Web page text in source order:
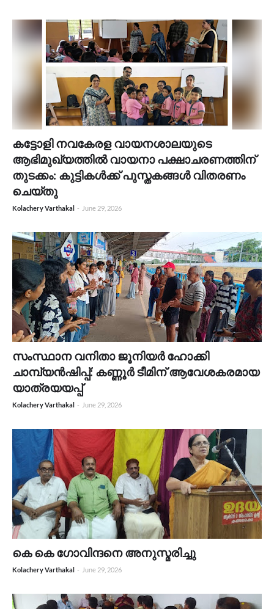
കട്ടോളി നവകേരള വായനശാലയുടെ
ആഭിമുഖ്യത്തിൽ വായനാ പക്ഷാചരണത്തിന്
തുടക്കം: കുട്ടികൾക്ക് പുസ്തകങ്ങൾ വിതരണം
ചെയ്തു
Kolachery Varthakal - June 29, 2026
സംസ്ഥാന വനിതാ ജൂനിയർ ഹോക്കി
ചാമ്പ്യൻഷിപ്പ്: കണ്ണൂർ ടീമിന് ആവേശകരമായ
യാത്രയയപ്പ്
Kolachery Varthakal - June 29, 2026
കെ കെ ഗോവിന്ദനെ അനുസ്മരിച്ചു
Kolachery Varthakal - June 29, 2026